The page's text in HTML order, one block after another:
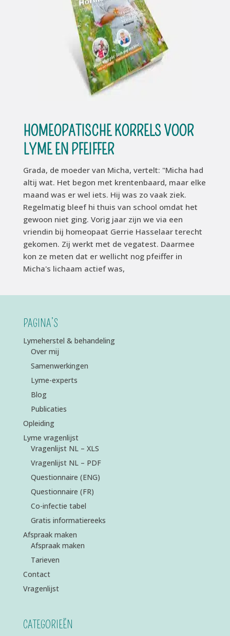
HOMEOPATISCHE KORRELS VOOR
LYME EN PFEIFFER
Grada, de moeder van Micha, vertelt: "Micha had
altij wat. Het begon met krentenbaard, maar elke
maand was er wel iets. Hij was zo vaak ziek.
Regelmatig bleef hi thuis van school omdat het
gewoon niet ging. Vorig jaar zijn we via een
vriendin bij homeopaat Gerrie Hasselaar terecht
gekomen. Zij werkt met de vegatest. Daarmee
kon ze meten dat er wellicht nog pfeiffer in
Micha's lichaam actief was,
PAGINA’S
Lymeherstel & behandeling
Over mij
Samenwerkingen
Lyme-experts
Blog
Publicaties
Opleiding
Lyme vragenlijst
Vragenlijst NL – XLS
Vragenlijst NL – PDF
Questionnaire (ENG)
Questionnaire (FR)
Co-infectie tabel
Gratis informatiereeks
Afspraak maken
Afspraak maken
Tarieven
Contact
Vragenlijst
CATEGORIEËN